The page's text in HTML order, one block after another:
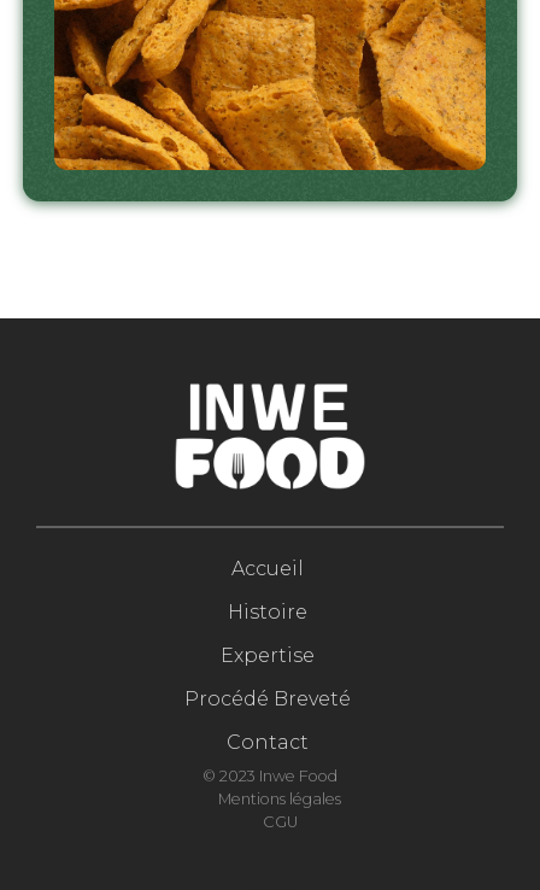
Accueil
Histoire
Expertise
Procédé Breveté
Contact
© 2023 Inwe Food
Mentions légales
CGU